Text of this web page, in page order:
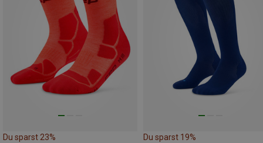
Du sparst 23% Du sparst 19%